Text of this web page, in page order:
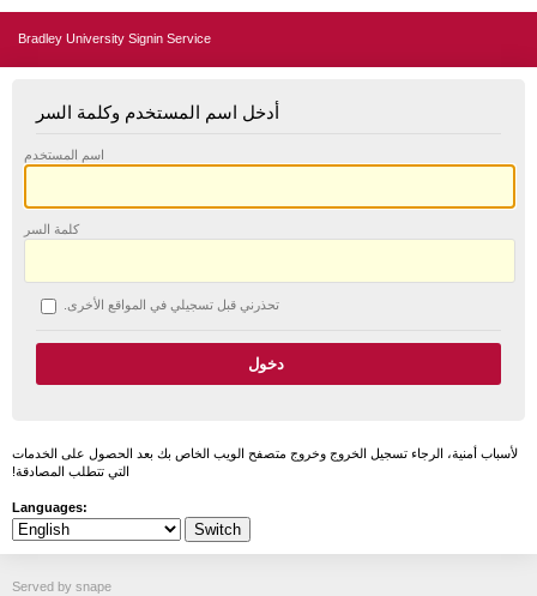
Bradley University Signin Service
أدخل اسم المستخدم وكلمة السر
اسم المستخدم
كلمة السر
تحذرني قبل تسجيلي في المواقع الأخرى.
لأسباب أمنية، الرجاء تسجيل الخروج وخروج متصفح الويب الخاص بك بعد الحصول على الخدمات
التي تتطلب المصادقة!
Languages:
Served by snape